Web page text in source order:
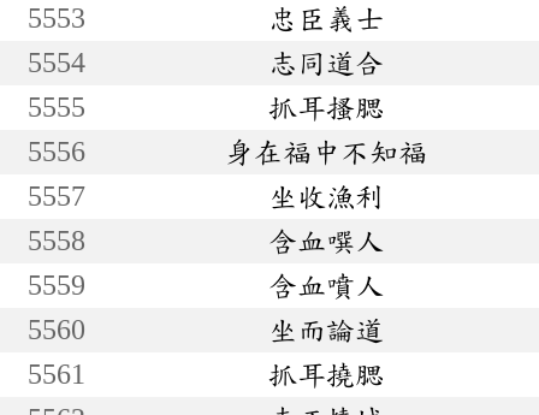
5553
忠臣義士
5554
志同道合
5555
抓耳搔腮
5556
身在福中不知福
5557
坐收漁利
5558
含血噀人
5559
含血噴人
5560
坐而論道
5561
抓耳撓腮